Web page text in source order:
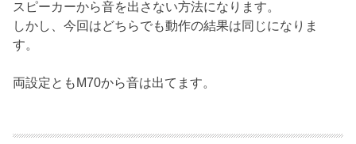
スピーカーから音を出さない方法になります。
しかし、今回はどちらでも動作の結果は同じになりま
す。
両設定ともM70から音は出てます。